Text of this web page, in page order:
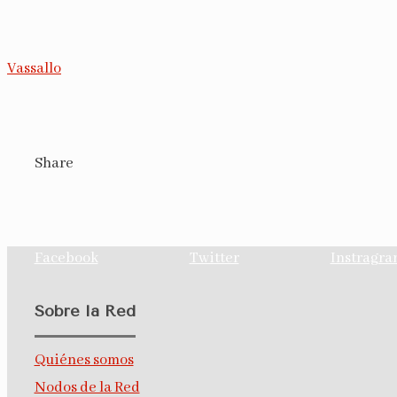
Vassallo
Share
Facebook Twitter
Sobre la Red
Quiénes somos
Nodos de la Red